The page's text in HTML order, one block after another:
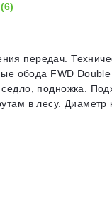
(6)
передач.
обода FWD
подножка.
в лесу.